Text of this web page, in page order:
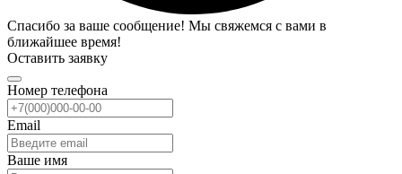
Спасибо за ваше сообщение! Мы свяжемся с вами в
ближайшее время!
Оставить заявку
Номер телефона
Email
Ваше имя